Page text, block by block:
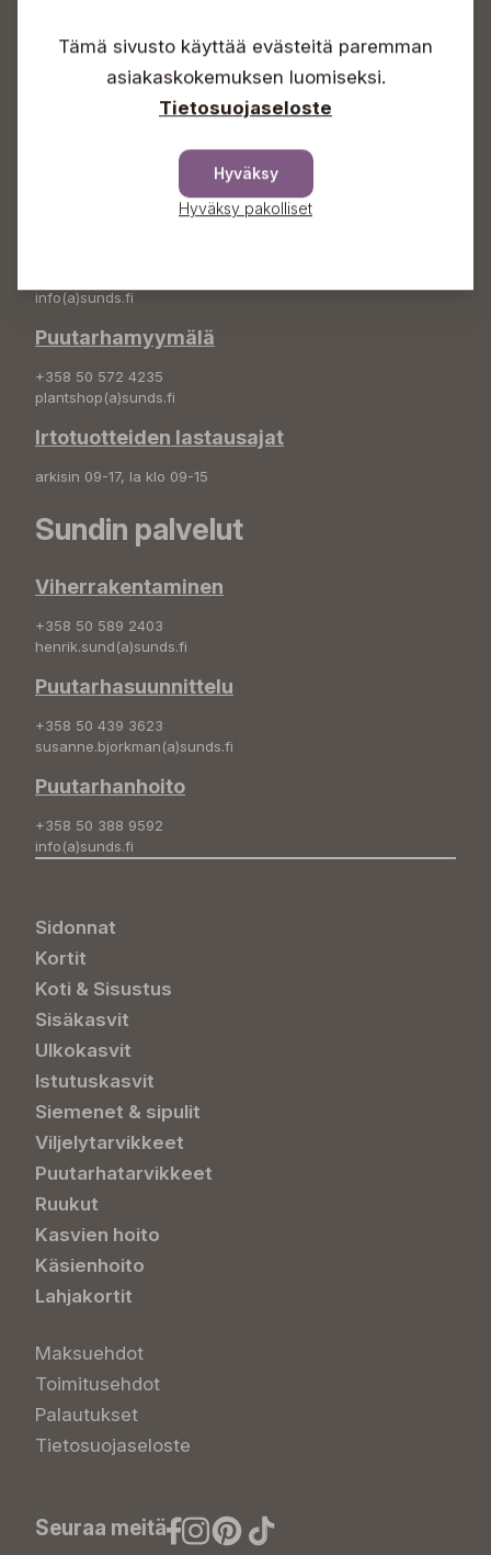
+358 50 388 9592
info(a)sunds.fi
info(a)sunds.fi
Puutarhamyymälä
+358 50 572 4235
plantshop(a)sunds.fi
Irtotuotteiden lastausajat
arkisin 09-17, la klo 09-15
Sundin palvelut
Viherrakentaminen
+358 50 589 2403
henrik.sund(a)sunds.fi
Puutarhasuunnittelu
+358 50 439 3623
susanne.bjorkman(a)sunds.fi
Puutarhanhoito
+358 50 388 9592
info(a)sunds.fi
Sidonnat
Kortit
Koti & Sisustus
Sisäkasvit
Ulkokasvit
Istutuskasvit
Siemenet & sipulit
Viljelytarvikkeet
Puutarhatarvikkeet
Ruukut
Kasvien hoito
Käsienhoito
Lahjakortit
Maksuehdot
Toimitusehdot
Palautukset
Tietosuojaseloste
Seuraa meitä
Tämä sivusto käyttää evästeitä paremman
asiakaskokemuksen luomiseksi.
Tietosuojaseloste
Hyväksy
Hyväksy pakolliset